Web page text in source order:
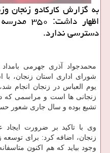
به گزارش كاركادو زنجان
اظهار
دسترسی ندارد.
شورای اداری استان زنجان، با
یوم العباس در زنجان انجام
زنجانی ها است و مراسمی که
تشیع بوده و سال جاری شعور
وی با تاکید بر ضرورت ایجاد
زنجان، اضافه کرد: برای توسعه
وجود بیاید که هم اکنون